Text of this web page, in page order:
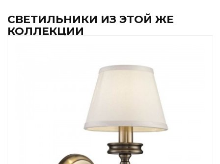
СВЕТИЛЬНИКИ ИЗ ЭТОЙ ЖЕ
КОЛЛЕКЦИИ